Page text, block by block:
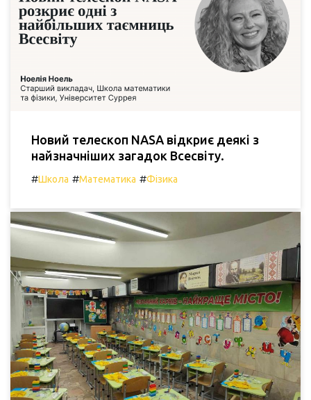
Новий телескоп NASA відкриє деякі з
найзначніших загадок Всесвіту.
#Школа #Математика #Фізика